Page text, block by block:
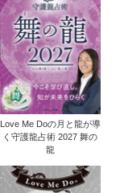
Love Me Doの月と龍が導
く守護龍占術 2027 舞の
龍